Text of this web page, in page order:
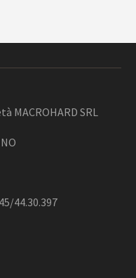
MACROHARD SRL
44.30.397